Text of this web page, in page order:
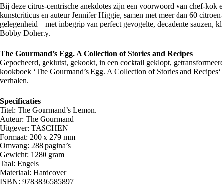
Bij deze citrus-centrische anekdotes zijn een voorwoord van chef-
kunstcriticus en auteur Jennifer Higgie, samen met meer dan 60
gelegenheid – met inbegrip van perfect gevogelte, decadente sauzen,
Bobby Doherty.
The Gourmand’s Egg. A Collection of Stories and Recipes
Gepocheerd, geklutst, gekookt, in een cocktail geklopt,
kookboek ‘The Gourmand’s Egg. A Collection of Stories and Recipes
verhalen.
Specificaties
Titel: The Gourmand’s Lemon.
Auteur: The Gourmand
Uitgever: TASCHEN
Formaat: 200 x 279 mm
Omvang: 288 pagina’s
Gewicht: 1280 gram
Taal: Engels
Materiaal: Hardcover
ISBN: 9783836585897